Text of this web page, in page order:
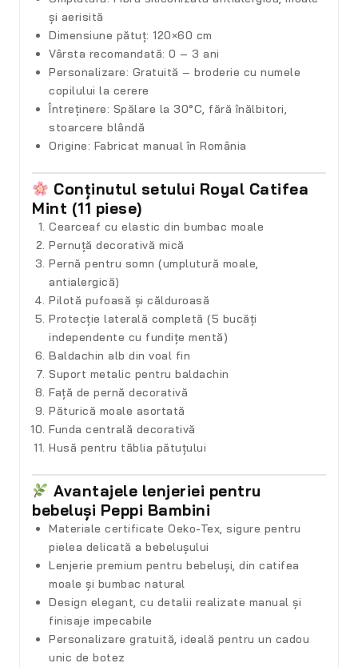
și aerisită
Dimensiune pătuț: 120×60 cm
Vârsta recomandată: 0 – 3 ani
Personalizare: Gratuită – broderie cu numele
copilului la cerere
Întreținere: Spălare la 30°C, fără înălbitori,
stoarcere blândă
Origine: Fabricat manual în România
Conținutul setului Royal Catifea
Mint (11 piese)
Cearceaf cu elastic din bumbac moale
Pernuță decorativă mică
Pernă pentru somn (umplutură moale,
antialergică)
Pilotă pufoasă și călduroasă
Protecție laterală completă (5 bucăți
independente cu fundițe mentă)
Baldachin alb din voal fin
Suport metalic pentru baldachin
Față de pernă decorativă
Păturică moale asortată
Funda centrală decorativă
Husă pentru tăblia pătuțului
Avantajele lenjeriei pentru
bebeluși Peppi Bambini
Materiale certificate Oeko-Tex, sigure pentru
pielea delicată a bebelușului
Lenjerie premium pentru bebeluși, din catifea
moale și bumbac natural
Design elegant, cu detalii realizate manual și
finisaje impecabile
Personalizare gratuită, ideală pentru un cadou
unic de botez